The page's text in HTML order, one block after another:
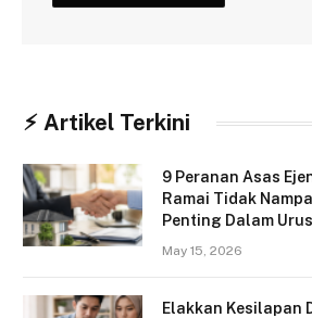
⚡︎ Artikel Terkini
9 Peranan Asas
Ramai Tidak
Penting Dalam
May 15, 2026
Elakkan Kesilapan